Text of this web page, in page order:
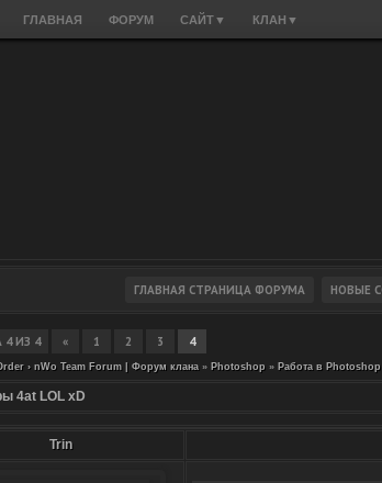
ГЛАВНАЯ ФОРУМ САЙТ▼ КЛАН ▼
4ИЗ 4 « 1 2 3 4
› nWo Team Forum | Форум клана » Photoshop » Работа в Photoshop
4at LOL xD
Trin